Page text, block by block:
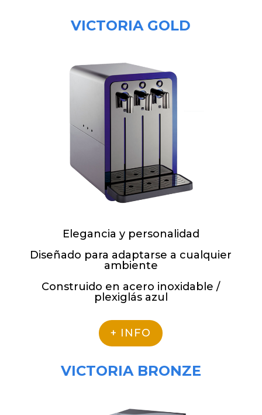
VICTORIA GOLD
Elegancia y personalidad
Diseñado para adaptarse a cualquier
ambiente
Construido en acero inoxidable /
plexiglás azul
+ INFO
VICTORIA BRONZE